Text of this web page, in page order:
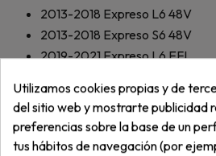
2013-2018 Expreso L6 48V
2013-2018 Expreso S6 48V
2019-2021Expreso L6 EFI
2018-2021Expreso S6 72V
2018-2021 Expreso L6 72V
2020-2021
Expreso L6 ELiTE
Utilizamos cookies propias y de
del sitio web y mostrarte publicidad
preferencias sobre la base de un
tus hábitos de navegación (por